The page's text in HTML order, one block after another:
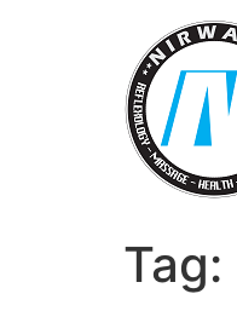
Tag: